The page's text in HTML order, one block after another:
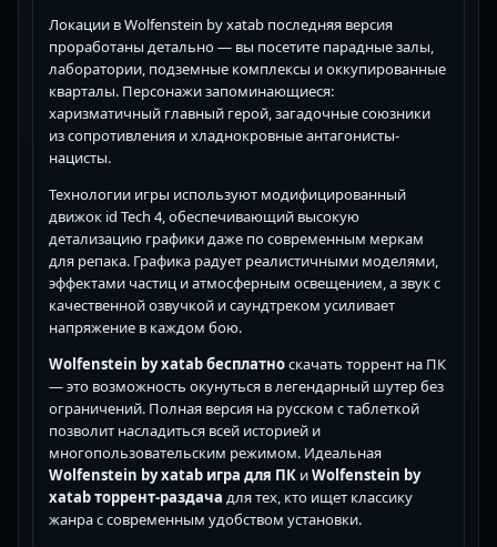
Локации в Wolfenstein by xatab последняя версия
проработаны детально — вы посетите парадные залы,
лаборатории, подземные комплексы и оккупированные
кварталы. Персонажи запоминающиеся:
харизматичный главный герой, загадочные союзники
из сопротивления и хладнокровные антагонисты-
нацисты.
Технологии игры используют модифицированный
движок id Tech 4, обеспечивающий высокую
детализацию графики даже по современным меркам
для репака. Графика радует реалистичными моделями,
эффектами частиц и атмосферным освещением, а звук с
качественной озвучкой и саундтреком усиливает
напряжение в каждом бою.
Wolfenstein by xatab бесплатноскачать торрент на ПК
— это возможность окунуться в легендарный шутер без
ограничений. Полная версия на русском с таблеткой
позволит насладиться всей историей и
многопользовательским режимом. Идеальная
Wolfenstein by xatab игра для ПК иWolfenstein by
xatab торрент-раздача для тех, кто ищет классику
жанра с современным удобством установки.